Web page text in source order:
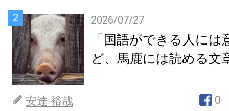
2 2026/07/27
「国語ができる人には
ど、馬鹿には読める文
安達 裕哉 0